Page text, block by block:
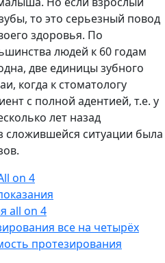
то это серьезный повод
здоровья. По
людей к 60 годам
две единицы зубного
когда к стоматологу
с полной адентией, т.е. у
лет назад
ситуации была
on 4
all on 4
все на четырёх
протезирования